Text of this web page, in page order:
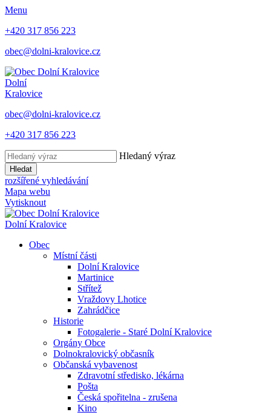
Menu
+420 317 856 223
obec@dolni-kralovice.cz
Dolní
Kralovice
obec@dolni-kralovice.cz
+420 317 856 223
Hledaný výraz
Hledat
rozšířené vyhledávání
Mapa webu
Vytisknout
Dolní Kralovice
Obec
Místní části
Dolní Kralovice
Martinice
Střítež
Vraždovy Lhotice
Zahrádčice
Historie
Fotogalerie - Staré Dolní Kralovice
Orgány Obce
Dolnokralovický občasník
Občanská vybavenost
Zdravotní středisko, lékárna
Pošta
Česká spořitelna - zrušena
Kino